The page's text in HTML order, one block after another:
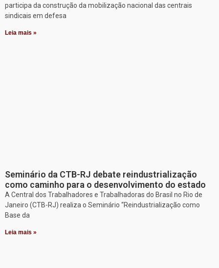
participa da construção da mobilização nacional das centrais
sindicais em defesa
Leia mais »
Seminário da CTB-RJ debate reindustrialização
como caminho para o desenvolvimento do estado
A Central dos Trabalhadores e Trabalhadoras do Brasil no Rio de
Janeiro (CTB-RJ) realiza o Seminário “Reindustrialização como
Base da
Leia mais »